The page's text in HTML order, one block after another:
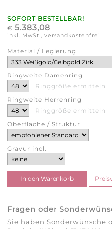
SOFORT BESTELLBAR!
€ 5.383,08
inkl. MwSt., versandkostenfrei
Material / Legierung
Ringweite Damenring
Ringgröße ermitteln
Ringweite Herrenring
Ringgröße ermitteln
Oberfläche / Struktur
Gravur incl.
Fragen oder
Sie haben Sonderwünsche